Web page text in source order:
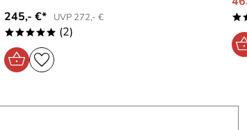
245,- €*
UVP 272,- €
***** (2)